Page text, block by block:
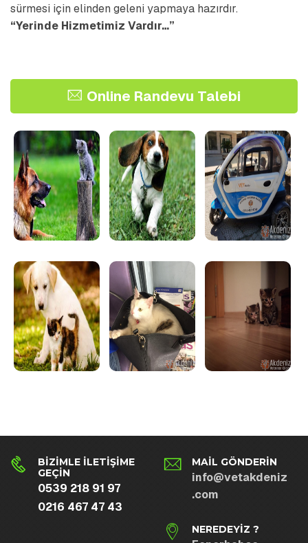
sürmesi için elinden geleni yapmaya hazırdır.
“Yerinde Hizmetimiz Vardır…”
Online Randevu Talebi
BIZIMLE İLETIŞIME
GEÇIN
0539 218 91 97
0216 467 47 43
MAIL GÖNDERIN
info@vetakdeniz
.com
NEREDEYIZ ?